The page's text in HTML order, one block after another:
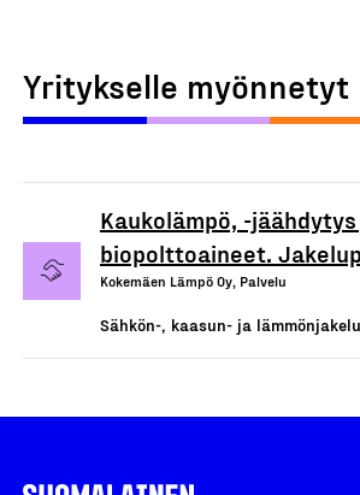
Yritykselle myönnetyt
Kaukolämpö, -
biopolttoaineet.
Kokemäen Lämpö Oy, Palvelu
Sähkön-, kaasun- ja